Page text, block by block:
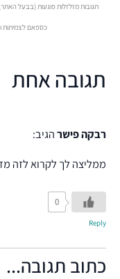
תגובות מזלזלות פוגעות (בבעל
כספאם לצמיתות
תגובה אחת
רבקה פישרהגיב:
ממליצה לך לקרוא לזה
0
Reply
כתוב תגובה...